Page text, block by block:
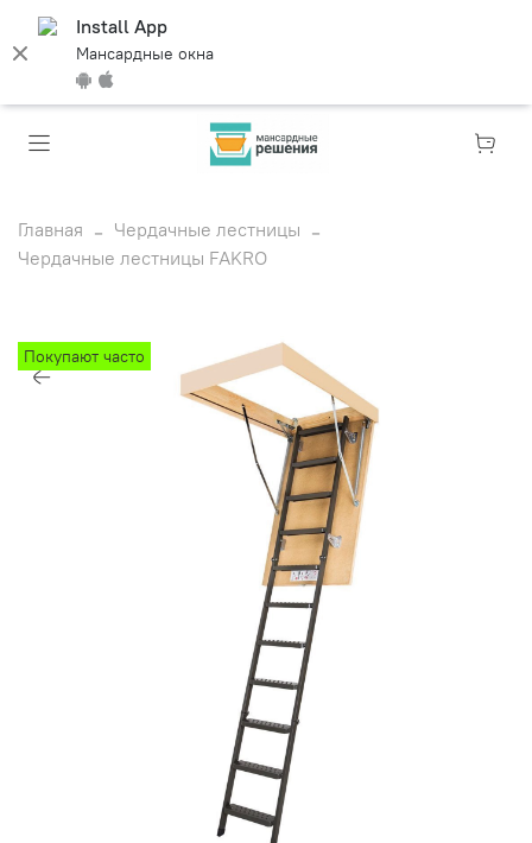
Install App
Мансардные окна
Главная
Чердачные лестницы
Чердачные лестницы FAKRO
Покупают часто